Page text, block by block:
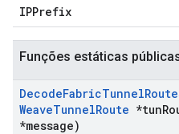
IPPrefix
Funções estáticas
DecodeFabricTunnel
WeaveTunnelRoute *tun
*message)